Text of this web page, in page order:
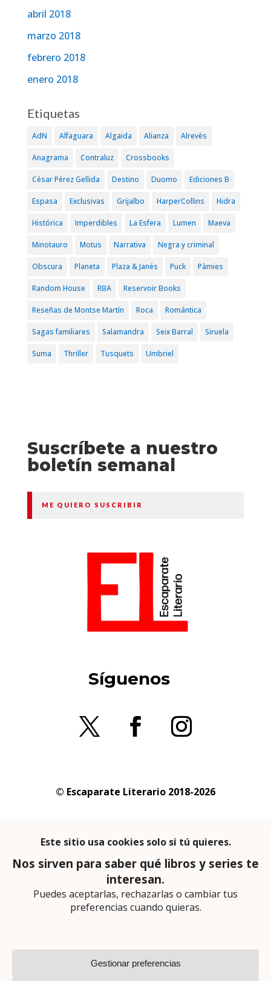
abril 2018
marzo 2018
febrero 2018
enero 2018
Etiquetas
AdN Alfaguara Algaida Alianza Alrevès
Anagrama Contraluz Crossbooks
César Pérez Gellida Destino Duomo Ediciones B
Espasa Exclusivas Grijalbo HarperCollins Hidra
Histórica Imperdibles La Esfera Lumen Maeva
Minotauro Motus Narrativa Negra y criminal
Obscura Planeta Plaza & Janés Puck Pàmies
Random House RBA Reservoir Books
Reseñas de Montse Martín Roca Romántica
Sagas familiares Salamandra Seix Barral Siruela
Suma Thriller Tusquets Umbriel
Suscríbete a nuestro
boletín semanal
ME QUIERO SUSCRIBIR
Síguenos
© Escaparate Literario 2018-2026
privacidad
En calidad de afiliado de Amazon obtengo
ingresos por las compras adscritas que